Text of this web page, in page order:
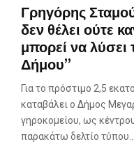
Γρηγόρης
δεν θέλει ούτε
μπορεί να
Δήμου”
Για το πρόστιμο 2,5
καταβάλει ο Δήμος
γηροκομείου, ως
παρακάτω δελτίο τύπου...